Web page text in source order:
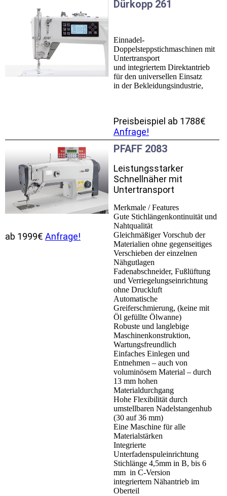
Dürkopp 261
Einnadel-
Doppelsteppstichmaschinen mit
Untertransport
und integriertem Direktantrieb
für den universellen Einsatz
in der Bekleidungsindustrie,
Preisbeispiel ab 1788€
Anfrage!
ab 1999€ Anfrage!
PFAFF 2083
Leistungsstarker
Schnellnäher mit
Untertransport
Merkmale / Features
Gute Stichlängenkontinuität und
Nahtqualität
Gleichmäßiger Vorschub der
Materialien ohne gegenseitiges
Verschieben der einzelnen
Nähgutlagen
Fadenabschneider, Fußlüftung
und Verriegelungseinrichtung
ohne Druckluft
Automatische
Greiferschmierung, (keine mit
Öl gefüllte Ölwanne)
Robuste und langlebige
Maschinenkonstruktion,
Wartungsfreundlich
Einfaches Einlegen und
Entnehmen – auch von
voluminösem Material – durch
13 mm hohen
Materialdurchgang
Hohe Flexibilität durch
umstellbaren Nadelstangenhub
(30 auf 36 mm)
Eine Maschine für alle
Materialstärken
Integrierte
Unterfadenspuleinrichtung
Stichlänge 4,5mm in B, bis 6
mm in C-Version
integriertem Nähantrieb im
Oberteil